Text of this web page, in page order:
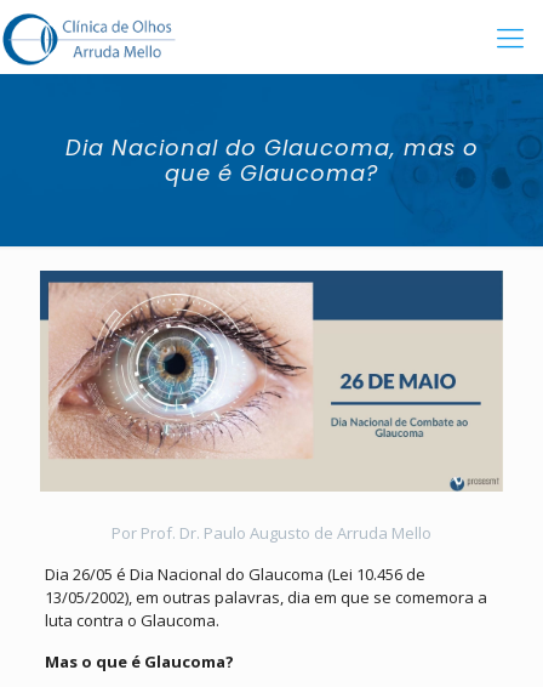
Dia Nacional do Glaucoma, mas o
que é Glaucoma?
Por Prof. Dr. Paulo Augusto de Arruda Mello
Dia 26/05 é Dia Nacional do Glaucoma (Lei 10.456 de
13/05/2002), em outras palavras, dia em que se comemora a
luta contra o Glaucoma.
Mas o que é Glaucoma?